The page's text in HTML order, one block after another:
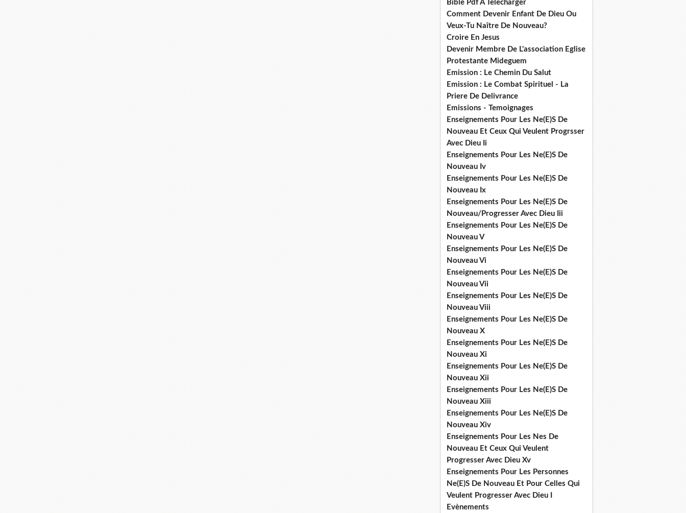
Bible Pdf A Telecharger
Comment Devenir Enfant De Dieu Ou
Veux-Tu Naître De Nouveau?
Croire En Jesus
Devenir Membre De L'association Eglise
Protestante Mideguem
Emission : Le Chemin Du Salut
Emission : Le Combat Spirituel - La
Priere De Delivrance
Emissions - Temoignages
Enseignements Pour Les Ne(E)S De
Nouveau Et Ceux Qui Veulent Progrsser
Avec Dieu Ii
Enseignements Pour Les Ne(E)S De
Nouveau Iv
Enseignements Pour Les Ne(E)S De
Nouveau Ix
Enseignements Pour Les Ne(E)S De
Nouveau/Progresser Avec Dieu Iii
Enseignements Pour Les Ne(E)S De
Nouveau V
Enseignements Pour Les Ne(E)S De
Nouveau Vi
Enseignements Pour Les Ne(E)S De
Nouveau Vii
Enseignements Pour Les Ne(E)S De
Nouveau Viii
Enseignements Pour Les Ne(E)S De
Nouveau X
Enseignements Pour Les Ne(E)S De
Nouveau Xi
Enseignements Pour Les Ne(E)S De
Nouveau Xii
Enseignements Pour Les Ne(E)S De
Nouveau Xiii
Enseignements Pour Les Ne(E)S De
Nouveau Xiv
Enseignements Pour Les Nes De
Nouveau Et Ceux Qui Veulent
Progresser Avec Dieu Xv
Enseignements Pour Les Personnes
Ne(E)S De Nouveau Et Pour Celles Qui
Veulent Progresser Avec Dieu I
Evènements